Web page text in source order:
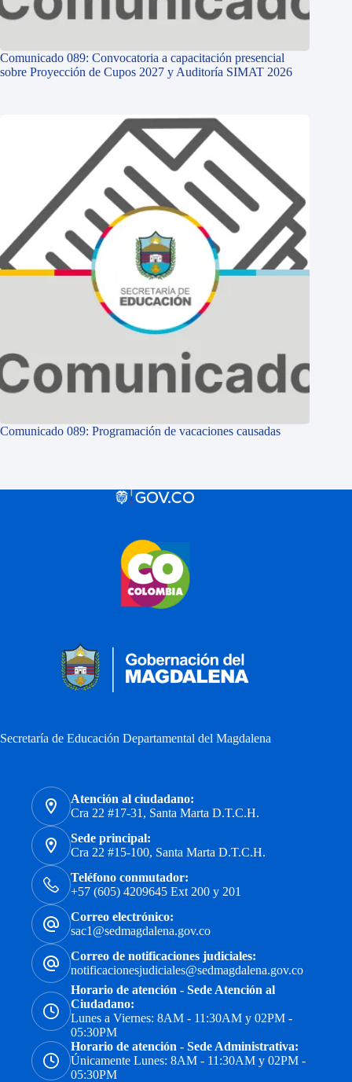
Comunicado 089: Convocatoria a capacitación presencial
sobre Proyección de Cupos 2027 y Auditoría SIMAT 2026
Comunicado 089: Programación de vacaciones causadas
Secretaría de Educación Departamental del Magdalena
Atención al ciudadano:
Cra 22 #17-31, Santa Marta D.T.C.H.
Sede principal:
Cra 22 #15-100, Santa Marta D.T.C.H.
Teléfono conmutador:
+57 (605) 4209645 Ext 200 y 201
Correo electrónico:
sac1@sedmagdalena.gov.co
Correo de notificaciones judiciales:
notificacionesjudiciales@sedmagdalena.gov.co
Horario de atención - Sede Atención al
Ciudadano:
Lunes a Viernes: 8AM - 11:30AM y 02PM -
05:30PM
Horario de atención - Sede Administrativa:
Únicamente Lunes: 8AM - 11:30AM y 02PM -
05:30PM